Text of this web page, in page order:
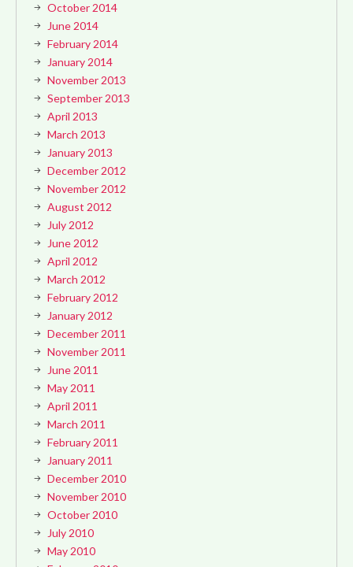
October 2014
June 2014
February 2014
January 2014
November 2013
September 2013
April 2013
March 2013
January 2013
December 2012
November 2012
August 2012
July 2012
June 2012
April 2012
March 2012
February 2012
January 2012
December 2011
November 2011
June 2011
May 2011
April 2011
March 2011
February 2011
January 2011
December 2010
November 2010
October 2010
July 2010
May 2010